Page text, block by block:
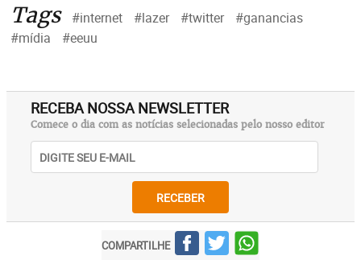
Tags #internet #lazer #twitter
#ganancias
#mídia
#eeuu
RECEBA NOSSA NEWSLETTER
Comece o dia com as notícias selecionadas pelo nosso editor
RECEBER
COMPARTILHE